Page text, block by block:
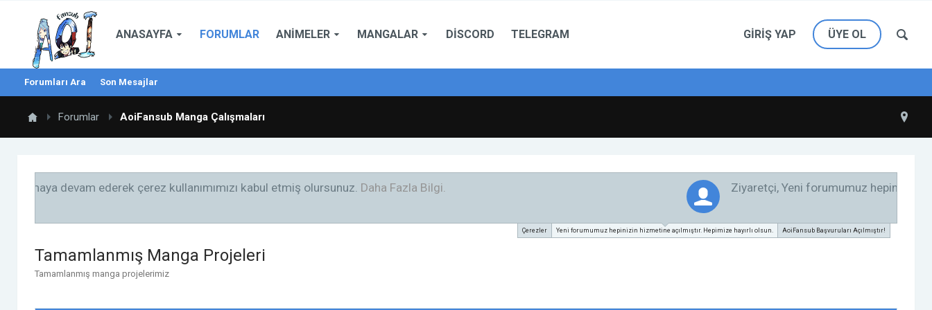
ANASAYFA FORUMLAR
Forumları Ara Son Mesajlar
ANIMELER MANGALAR DISCORD TELEGRAM GIRIŞ YAP ÜYE OL
Forumlar AoiFansub Manga Çalışmaları
Ziyaretçi, Yeni forumumuz hepinizin hizmetine açılmıştır. Hepimize hayırlı olsun.
Çerezler Yeni forumumuz hepinizin hizmetine açılmıştır. Hepimize hayırlı olsun. AoiFansub Başvuruları Açılmıştır!
Tamamlanmış Manga Projeleri
Tamamlanmış manga projelerimiz